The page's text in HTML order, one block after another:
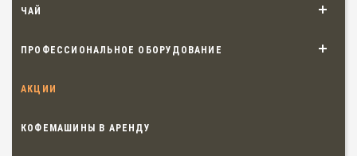
ЧАЙ
ПРОФЕССИОНАЛЬНОЕ ОБОРУДОВАНИЕ
АКЦИИ
КОФЕМАШИНЫ В АРЕНДУ